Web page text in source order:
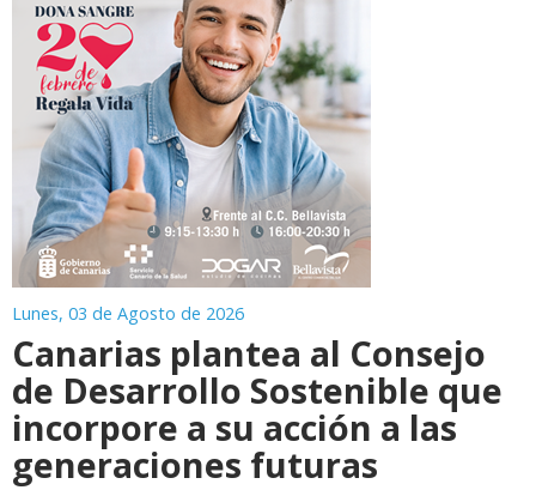
Lunes, 03 de Agosto de 2026
Canarias plantea al Consejo
de Desarrollo Sostenible que
incorpore a su acción a las
generaciones futuras